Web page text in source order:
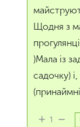
Щодня з
)Мала із
садочку)
(принаймні
1